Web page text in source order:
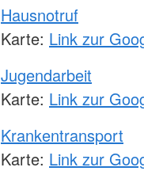
Hausnotruf
Karte: Link zur
Jugendarbeit
Karte: Link zur
Krankentransport
Karte: Link zur